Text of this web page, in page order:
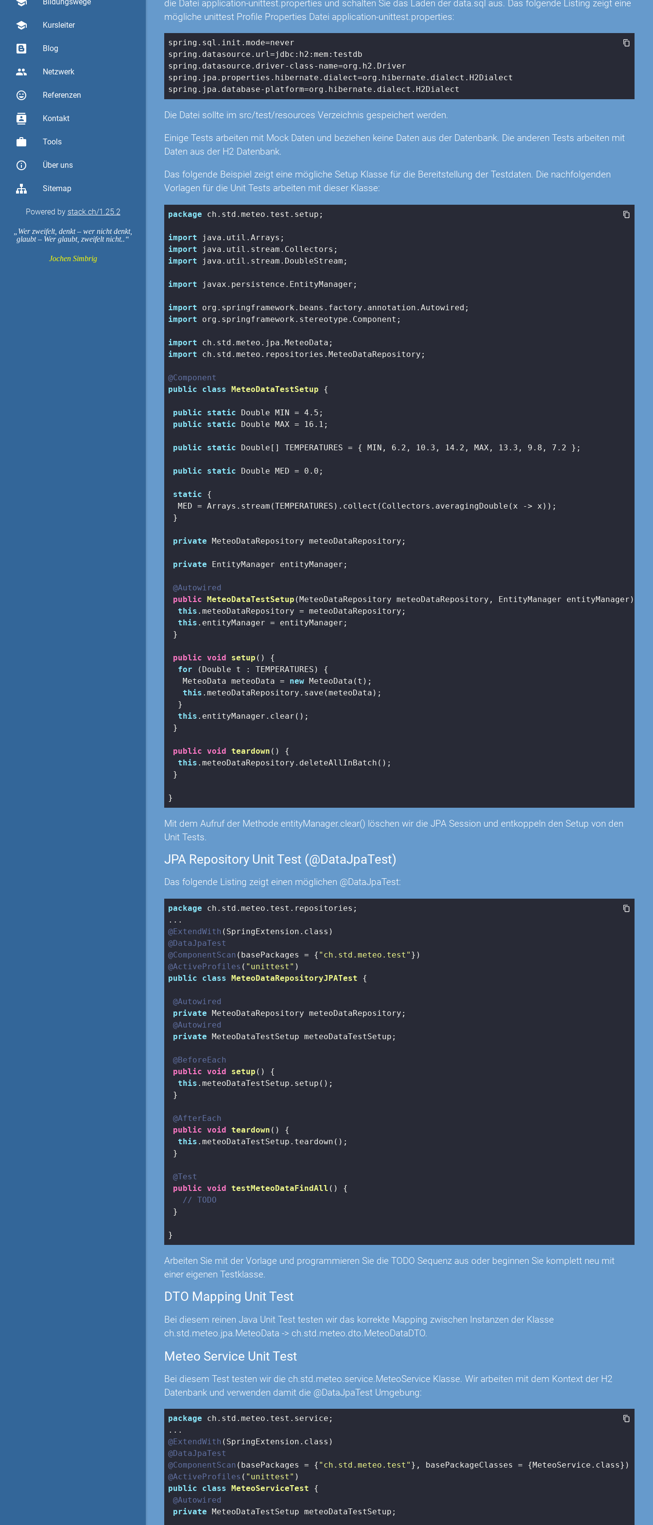
school Kursleiter
Blog
group Netzwerk
sentiment_very_satisfied Referenzen
contacts Kontakt
work Tools
info_outline Über uns
Sitemap
Powered by stack.ch/1.25.2
Wer zweifelt, denkt – wer nicht denkt,
glaubt – Wer glaubt, zweifelt nicht..
Jochen Simbrig
die Datei application-unittest.properties und schalten Sie das Laden der data.sql aus. Das folgende Listing zeigt eine
mögliche unittest Profile Properties Datei application-unittest.properties:
spring.sql.init.mode=never
spring.datasource.url=jdbc:h2:mem:testdb
spring.datasource.driver-class-name=org.h2.Driver
spring.jpa.properties.hibernate.dialect=org.hibernate.dialect.H2Dialect
spring.jpa.database-platform=org.hibernate.dialect.H2Dialect
Die Datei sollte im src/test/resources Verzeichnis gespeichert werden.
Einige Tests arbeiten mit Mock Daten und beziehen keine Daten aus der Datenbank. Die anderen Tests arbeiten mit
Daten aus der H2 Datenbank.
Das folgende Beispiel zeigt eine mögliche Setup Klasse für die Bereitstellung der Testdaten. Die nachfolgenden
Vorlagen für die Unit Tests arbeiten mit dieser Klasse:
package ch.std.meteo.test.setup;
import
import
import java.util.stream.DoubleStream;
import javax.persistence.EntityManager;
import
import org.springframework.stereotype.Component;
import
import ch.std.meteo.repositories.MeteoDataRepository;
@Component
public
class MeteoDataTestSetup {
public static Double MIN = 4.5 ;
public
static Double MAX = 16.1 ;
public static Double[] TEMPERATURES = { MIN, 6.2 , 10.3 , 14.2 , MAX, 13.3 , 9.8 , 7.2 };
public static Double MED = 0.0 ;
static {
  MED = Arrays.stream(TEMPERATURES).collect(Collectors.averagingDouble(x -> x));
}
private MeteoDataRepository meteoDataRepository;
private EntityManager entityManager;
@Autowired
public MeteoDataTestSetup (MeteoDataRepository meteoDataRepository, EntityManager entityManager)
this .meteoDataRepository = meteoDataRepository;
this .entityManager = entityManager;
}
public void setup ()
{
for (Double t : TEMPERATURES) {
   MeteoData meteoData =
new MeteoData(t);
this .meteoDataRepository.save(meteoData);
  }
this .entityManager.clear();
}
public void teardown ()
{
this .meteoDataRepository.deleteAllInBatch();
}
}
Mit dem Aufruf der Methode entityManager.clear() löschen wir die JPA Session und entkoppeln den Setup von den
Unit Tests.
JPA Repository Unit Test (@DataJpaTest)
Das folgende Listing zeigt einen möglichen @DataJpaTest:
package ch.std.meteo.test.repositories;
@ExtendWith
@DataJpaTest
@ComponentScan (basePackages = { "ch.std.meteo.test"
@ActiveProfiles ( "unittest"
public
class MeteoDataRepositoryJPATest {
@Autowired
private MeteoDataRepository meteoDataRepository;
@Autowired
private MeteoDataTestSetup meteoDataTestSetup;
@BeforeEach
public void setup ()
{
this .meteoDataTestSetup.setup();
}
@AfterEach
public void teardown ()
{
this .meteoDataTestSetup.teardown();
}
@Test
public void testMeteoDataFindAll ()
{
// TODO
}
}
Arbeiten Sie mit der Vorlage und programmieren Sie die TODO Sequenz aus oder beginnen Sie komplett neu mit
einer eigenen Testklasse.
DTO Mapping Unit Test
Bei diesem reinen Java Unit Test testen wir das korrekte Mapping zwischen Instanzen der Klasse
ch.std.meteo.jpa.MeteoData -> ch.std.meteo.dto.MeteoDataDTO.
Meteo Service Unit Test
Bei diesem Test testen wir die ch.std.meteo.service.MeteoService Klasse. Wir arbeiten mit dem Kontext der H2
Datenbank und verwenden damit die @DataJpaTest Umgebung:
package ch.std.meteo.test.service;
@ExtendWith
@DataJpaTest
@ComponentScan (basePackages = { "ch.std.meteo.test"
@ActiveProfiles ( "unittest"
public
class MeteoServiceTest
{
@Autowired
private MeteoDataTestSetup meteoDataTestSetup;